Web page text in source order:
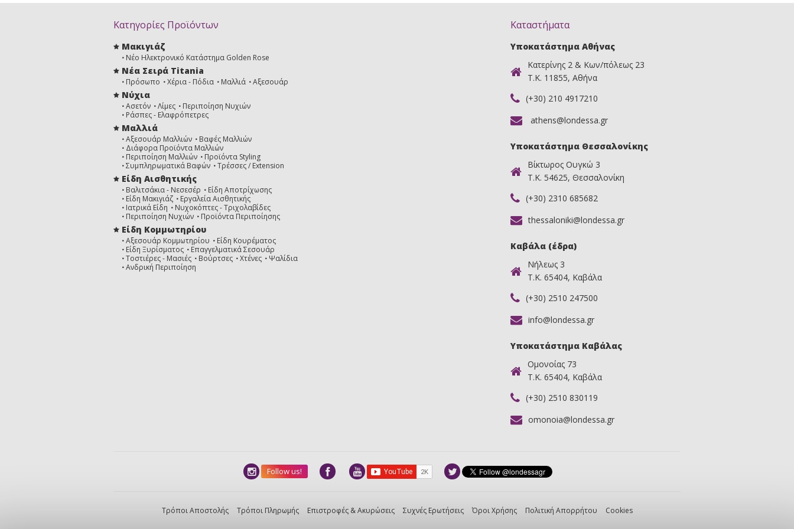
Κατηγορίες Προϊόντων
Μακιγιάζ
Νέο Ηλεκτρονικό Κατάστημα Golden Rose
Νέα Σειρά Titania
Πρόσωπο Χέρια - Πόδια Μαλλιά Αξεσουάρ
Νύχια
Ασετόν Λίμες
Περιποίηση Νυχιών
Ράσπες - Ελαφρόπετρες
Μαλλιά
Αξεσουάρ Μαλλιών
Βαφές Μαλλιών
Διάφορα Προϊόντα Μαλλιών
Περιποίηση Μαλλιών
Προϊόντα Styling
Συμπληρωματικά Βαφών
Τρέσσες / Extension
Είδη Αισθητικής
Βαλιτσάκια - Νεσεσέρ
Είδη Αποτρίχωσης
Είδη Μακιγιάζ
Εργαλεία Αισθητικής
Ιατρικά Είδη
Νυχοκόπτες - Τριχολαβίδες
Περιποίηση Νυχιών
Προϊόντα Περιποίησης
Είδη Κομμωτηρίου
Αξεσουάρ Κομμωτηρίου
Είδη Κουρέματος
Είδη Ξυρίσματος
Επαγγελματικά Σεσουάρ
Τοστιέρες - Μασιές
Βούρτσες Χτένες
Ψαλίδια
Ανδρική Περιποίηση
Καταστήματα
Υποκατάστημα Αθήνας
Κατερίνης 2 & Κων/πόλεως 23
Τ.Κ. 11855, Αθήνα
(+30) 210 4917210
athens@londessa.gr
Υποκατάστημα Θεσσαλονίκης
Βίκτωρος Ουγκώ 3
Τ.Κ. 54625, Θεσσαλονίκη
(+30) 2310 685682
thessaloniki@londessa.gr
Καβάλα (έδρα)
Νήλεως 3
Τ.Κ. 65404, Καβάλα
(+30) 2510 247500
info@londessa.gr
Υποκατάστημα Καβάλας
Ομονοίας 73
Τ.Κ. 65404, Καβάλα
(+30) 2510 830119
omonoia@londessa.gr
Follow us!
Τρόποι Αποστολής Τρόποι Πληρωμής Επιστροφές & Ακυρώσεις Συχνές Ερωτήσεις Όροι Χρήσης Πολιτική Απορρήτου Cookies